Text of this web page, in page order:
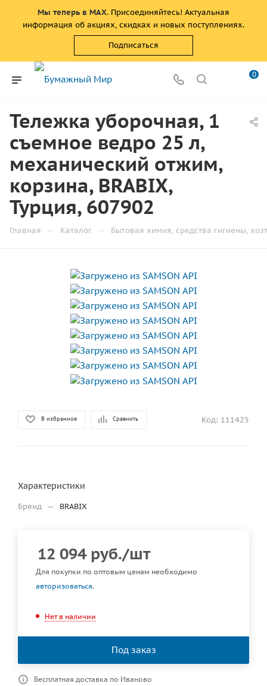
Мы теперь в MAX. Присоединяйтесь! Актуальная
информация об акциях, скидках и новых поступлениях.
Подписаться
0
Тележка уборочная, 1
съемное ведро 25 л,
механический отжим,
корзина, BRABIX,
Турция, 607902
Главная — Каталог — Бытовая химия, средства гигиены,
В избранное Сравнить Код: 111425
Характеристики
Бренд — BRABIX
12 094руб./шт
Для покупки по оптовым ценам необходимо
авторизоваться.
Нет в наличии
Под заказ
Бесплатная доставка по Иваново